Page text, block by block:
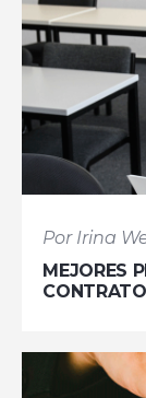
Por Irina
MEJORES
CONTRATO